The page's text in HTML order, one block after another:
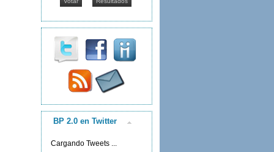
BP 2.0 en Twitter
Cargando Tweets ...